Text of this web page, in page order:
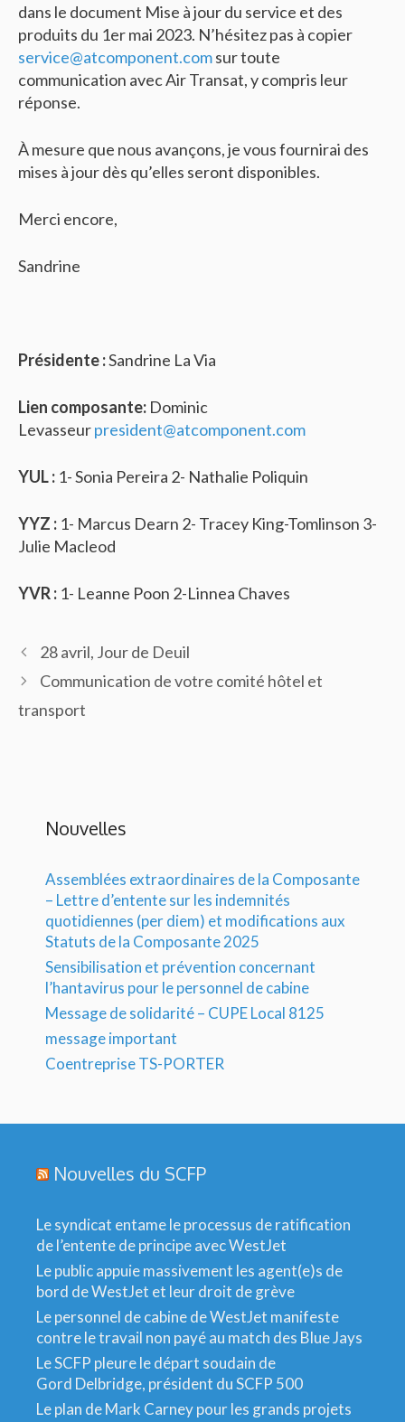
dans le document Mise à jour du service et des
produits du 1er mai 2023. N’hésitez pas à copier
service@atcomponent.comsur toute
communication avec Air Transat, y compris leur
réponse.
À mesure que nous avançons, je vous fournirai des
mises à jour dès qu’elles seront disponibles.
Merci encore,
Sandrine
Présidente :Sandrine La Via
Lien composante: Dominic
Levasseurpresident@atcomponent.com
YUL : 1- Sonia Pereira 2- Nathalie Poliquin
YYZ : 1- Marcus Dearn 2- Tracey King-Tomlinson 3-
Julie Macleod
YVR : 1- Leanne Poon 2-Linnea Chaves
28 avril, Jour de Deuil
Communication de votre comité hôtel et
transport
Nouvelles
Assemblées extraordinaires de la Composante
– Lettre d’entente sur les indemnités
quotidiennes (per diem) et modifications aux
Statuts de la Composante 2025
Sensibilisation et prévention concernant
l’hantavirus pour le personnel de cabine
Message de solidarité – CUPE Local 8125
message important
Coentreprise TS-PORTER
Nouvelles du SCFP
Le syndicat entame le processus de ratification
de l’entente de principe avec WestJet
Le public appuie massivement les agent(e)s de
bord de WestJet et leur droit de grève
Le personnel de cabine de WestJet manifeste
contre le travail non payé au match des Blue Jays
Le SCFP pleure le départ soudain de
Gord Delbridge, président du SCFP 500
Le plan de Mark Carney pour les grands projets